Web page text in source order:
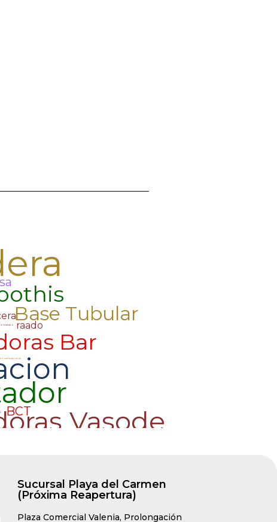
Sucursal Playa del Carmen
(Próxima Reapertura)
Plaza Comercial Valenia, Prolongación